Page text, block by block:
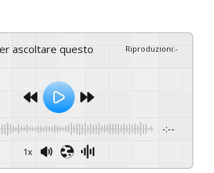
Riproduzioni:-
-:--
1x